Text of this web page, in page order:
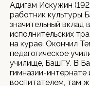
Адигам Искужин
работник культуры
значительный вклад
исполнительских
на курае. Окончил
педагогическое
училище, БашГУ. В
гимназии-
воспитателем, там